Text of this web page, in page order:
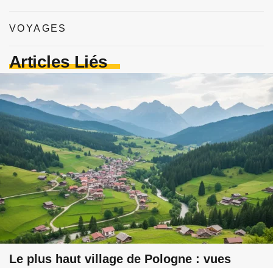
VOYAGES
Articles Liés
Le plus haut village de Pologne : vues